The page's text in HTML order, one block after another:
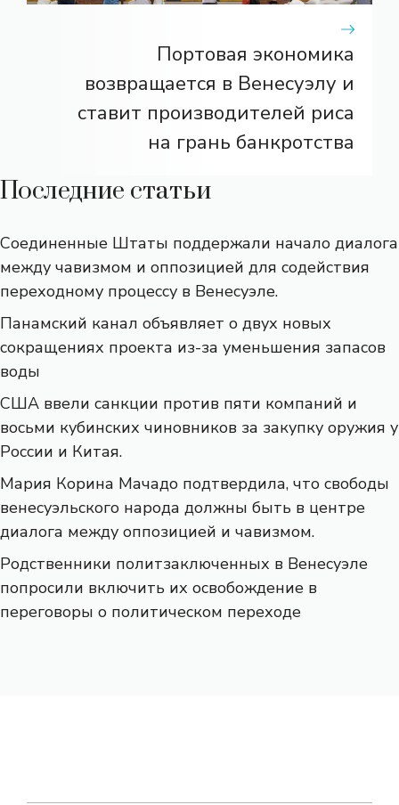
Портовая экономика
возвращается в Венесуэлу и
ставит производителей риса
на грань банкротства
Последние статьи
Соединенные Штаты поддержали начало диалога
между чавизмом и оппозицией для содействия
переходному процессу в Венесуэле.
Панамский канал объявляет о двух новых
сокращениях проекта из-за уменьшения запасов
воды
США ввели санкции против пяти компаний и
восьми кубинских чиновников за закупку оружия у
России и Китая.
Мария Корина Мачадо подтвердила, что свободы
венесуэльского народа должны быть в центре
диалога между оппозицией и чавизмом.
Родственники политзаключенных в Венесуэле
попросили включить их освобождение в
переговоры о политическом переходе